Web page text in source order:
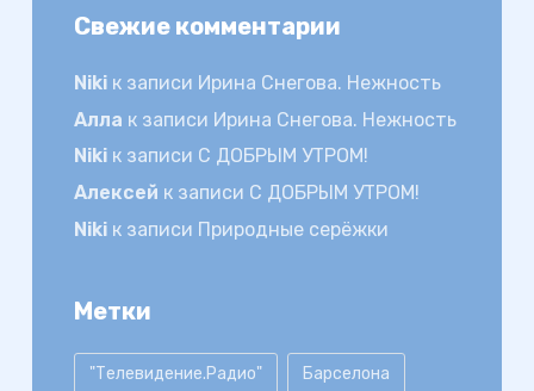
Свежие комментарии
Nikiк записи Ирина Снегова. Нежность
Алла к записи Ирина Снегова. Нежность
Nikiк записи С ДОБРЫМ УТРОМ!
Алексей к записи С ДОБРЫМ УТРОМ!
Nikiк записи Природные серёжки
Метки
"Телевидение.Радио" Барселона